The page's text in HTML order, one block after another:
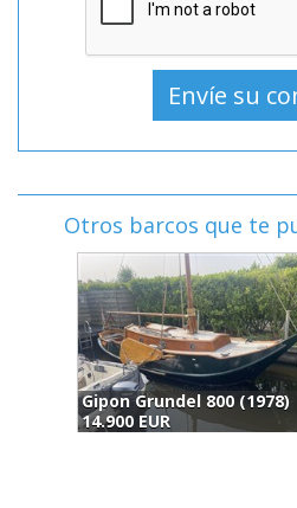
Otros barcos que te
Gipon Grundel 800 (1978)
14.900 EUR